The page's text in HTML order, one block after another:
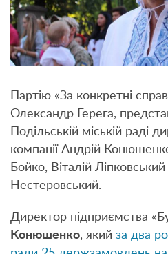
Партію «За конкретні
Олександр Герега,
Подільській міській раді
компанії Андрій
Бойко, Віталій
Нестеровський.
Директор підприємства
Конюшенко, який за два